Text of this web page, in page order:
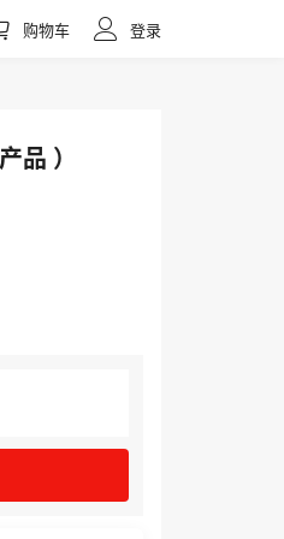
购物车 登录
品 ）